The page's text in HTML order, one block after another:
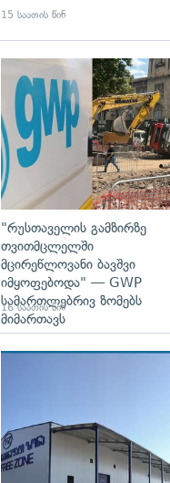
15 საათის წინ
"რუსთაველის გამზირზე
თვითმცლელში
მცირეწლოვანი ბავშვი
იმყოფებოდა" — GWP
სამართლებრივ ზომებს
მიმართავს
16 საათის წინ